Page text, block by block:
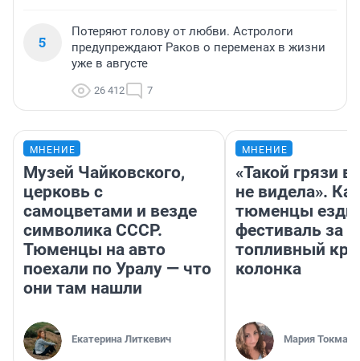
5
Потеряют голову от любви. Астрологи
предупреждают Раков о переменах в жизни
уже в августе
26 412 7
МНЕНИЕ
Музей Чайковского,
церковь с
самоцветами и везде
символика СССР.
Тюменцы на авто
поехали по Уралу — что
они там нашли
Екатерина Литкевич
МНЕНИЕ
«Такой грязи
не видела».
тюменцы
фестиваль за
топливный
колонка
Мария